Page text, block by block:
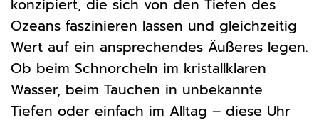
konzipiert, die sich von den Tiefen des
Ozeans faszinieren lassen und gleichzeitig
Wert auf ein ansprechendes Äußeres legen.
Ob beim Schnorcheln im kristallklaren
Wasser, beim Tauchen in unbekannte
Tiefen oder einfach im Alltag – diese Uhr